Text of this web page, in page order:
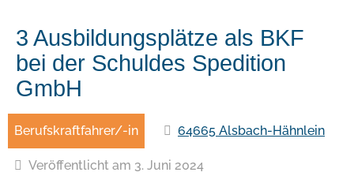
3 Ausbildungsplätze als BKF
bei der Schuldes Spedition
GmbH
Berufskraftfahrer/-in 64665 Alsbach-Hähnlein
Veröffentlicht am 3. Juni 2024